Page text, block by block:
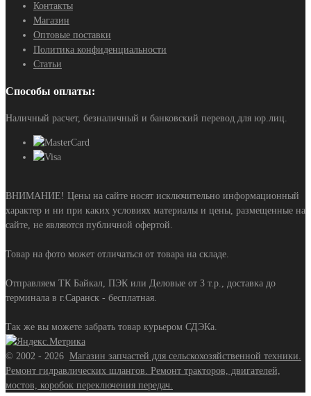
Контакты
Магазин
Оптовые поставки
Политика конфиденциальности
Статьи
Способы оплаты:
Наличный расчет, безналичный и банковский перевод для юр.лиц.
ВНИМАНИЕ! Цены на сайте носят исключительно информационный
характер и ни при каких условиях материалы и цены, размещенные на
сайте, не являются публичной офертой.
Товар на фото может отличаться от товара на складе.
Отправляем ТК Байкал, ПЭК или Деловые от 3 т.р., доставка до
терминала в г.Саранск - бесплатная.
Так же вы можете забрать товар курьером СДЭКа.
© 2002 - 2026 Магазин запчастей для сельскохозяйственной техники.
Ремонт гидравлических шлангов. Ремонт тракторов, двигателей,
мостов, коробок переключения передач.